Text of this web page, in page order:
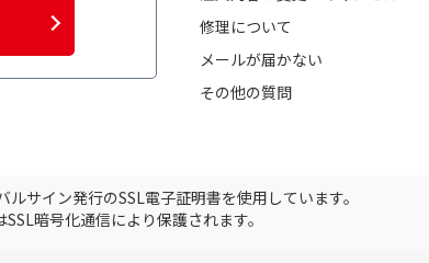
修理について
メールが届かない
その他の質問
ルサイン発行のSSL電子証明書を使用しています。
暗号化通信により保護されます。